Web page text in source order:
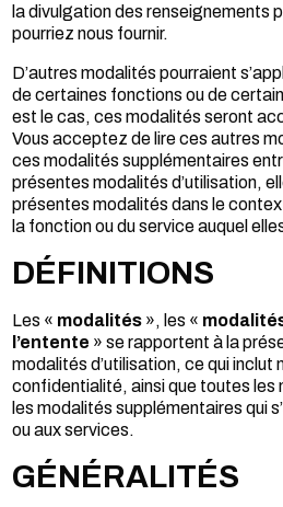
la divulgation des renseignements
pourriez nous fournir.
D’autres modalités pourraient
de certaines fonctions ou de
est le cas, ces modalités seront
Vous acceptez de lire ces autres
ces modalités supplémentaires
présentes modalités d’utilisation,
présentes modalités dans le
la fonction ou du service auquel
DÉFINITIONS
Les « modalités », les «
l’entente » se rapportent à la
modalités d’utilisation, ce qui inclut
confidentialité, ainsi que toutes
les modalités supplémentaires qui
ou aux services.
GÉNÉRALITÉS